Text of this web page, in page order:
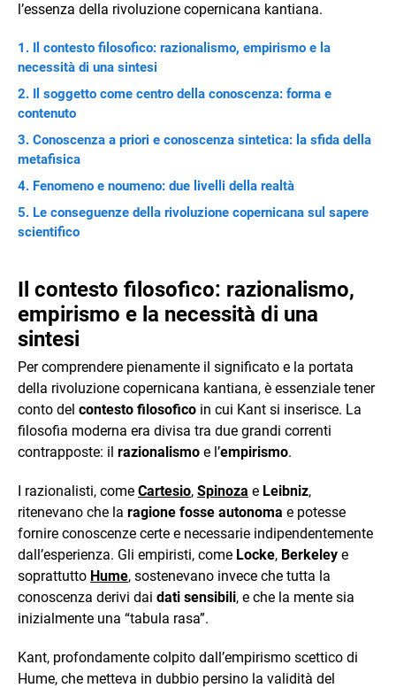
l’essenza della rivoluzione copernicana kantiana.
Il contesto filosofico: razionalismo, empirismo e la
necessità di una sintesi
Il soggetto come centro della conoscenza: forma e
contenuto
Conoscenza a priori e conoscenza sintetica: la sfida della
metafisica
Fenomeno e noumeno: due livelli della realtà
Le conseguenze della rivoluzione copernicana sul sapere
scientifico
Il contesto filosofico: razionalismo,
empirismo e la necessità di una
sintesi
Per comprendere pienamente il significato e la portata
della rivoluzione copernicana kantiana, è essenziale tener
conto del contesto filosofico in cui Kant si inserisce. La
filosofia moderna era divisa tra due grandi correnti
contrapposte: il razionalismo e l’empirismo.
I razionalisti, come Cartesio, Spinoza e Leibniz,
ritenevano che la ragione fosse autonoma e potesse
fornire conoscenze certe e necessarie indipendentemente
dall’esperienza. Gli empiristi, come Locke, Berkeley e
soprattutto Hume, sostenevano invece che tutta la
conoscenza derivi dai dati sensibili, e che la mente sia
inizialmente una “tabula rasa”.
Kant, profondamente colpito dall’empirismo scettico di
Hume, che metteva in dubbio persino la validità del